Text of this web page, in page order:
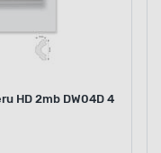
HD 2mb DW04D 4